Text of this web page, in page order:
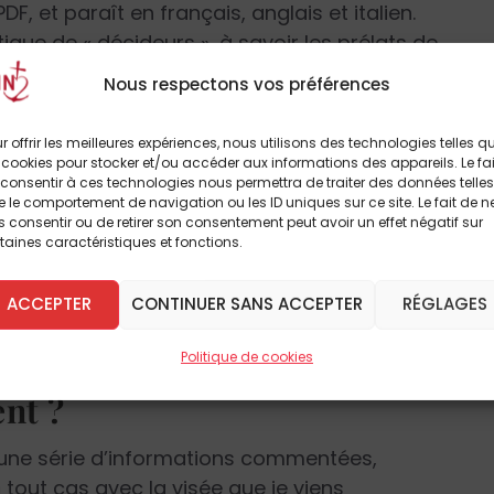
Nous respectons vos préférences
offrir les meilleures expériences, nous utilisons des technologies telles
pour stocker et/ou accéder aux informations des appareils. Le
à ces technologies nous permettra de traiter des données telles
le comportement de navigation ou les ID uniques sur ce site. Le fait de
consentir ou de retirer son consentement peut avoir un effet négatif sur
caractéristiques et fonctions.
ACCEPTER CONTINUER SANS ACCEPTER RÉGLAGES
Politique de cookies
et paraît en français, anglais et italien.
de « décideurs », à savoir les prélats de
veulent s’informer et réfléchir.
» sans préciser ce que l’on veut réformer
vraiment, sinon que s’accentue ce
n’a pas apporté le merveilleux printemps
de cette lettre est de joindre sa pierre à
attend, dans la ligne des grandes
réforme tridentine, grand relèvement
Elle veut contribuer à des diagnostics
reconstruction.
?
série d’informations commentées,
cas avec la visée que je viens